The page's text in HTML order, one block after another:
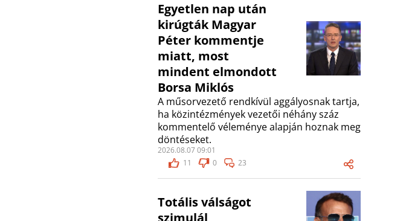
Egyetlen nap után
kirúgták Magyar
Péter kommentje
miatt, most
mindent elmondott
Borsa Miklós
A műsorvezető rendkívül aggályosnak tartja,
ha közintézmények vezetői néhány száz
kommentelő véleménye alapján hoznak meg
döntéseket.
2026.08.07 09:01
11
0 23
Totális válságot